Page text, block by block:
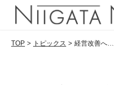
TOP > トピックス > 経営改善へ…